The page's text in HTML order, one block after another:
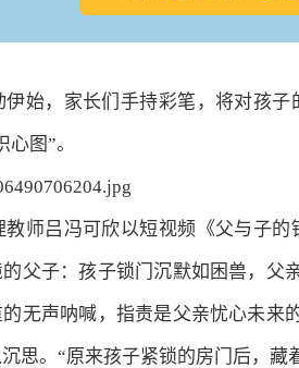
伊始，家长们手持彩笔，将对孩
心图”。
教师吕冯可欣以短视频《父与子
父子：孩子锁门沉默如困兽，父
无声呐喊，指责是父亲忧心未来
思。“原来孩子紧锁的房门后，藏